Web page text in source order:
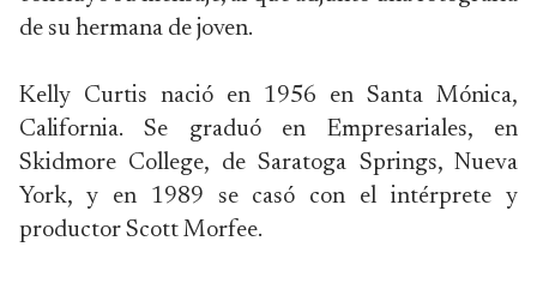
de su hermana de joven.
Kelly Curtis nació en 1956 en Santa Mónica,
California. Se graduó en Empresariales, en
Skidmore College, de Saratoga Springs, Nueva
York, y en 1989 se casó con el intérprete y
productor Scott Morfee.